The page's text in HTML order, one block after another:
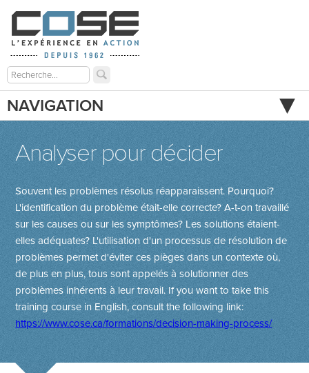
NAVIGATION
Analyser pour décider
Souvent les problèmes résolus réapparaissent. Pourquoi?
L'identification du problème était-elle correcte? A-t-on travaillé
sur les causes ou sur les symptômes? Les solutions étaient-
elles adéquates? L'utilisation d'un processus de résolution de
problèmes permet d'éviter ces pièges dans un contexte où,
de plus en plus, tous sont appelés à solutionner des
problèmes inhérents à leur travail.If you want to take this
training course in English, consult the following link:
https://www.cose.ca/formations/decision-making-process/